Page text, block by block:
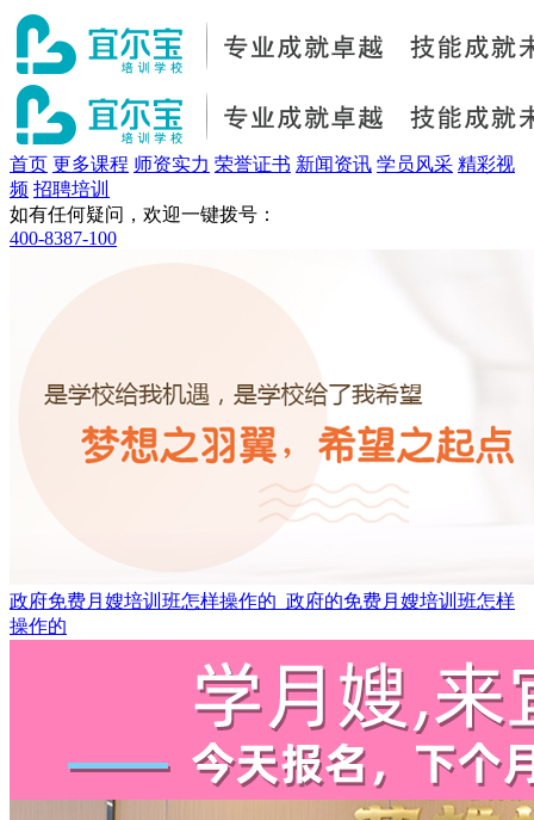
首页 更多课程 师资实力 荣誉证书 新闻资讯 学员风采 精彩视
频 招聘培训
如有任何疑问，欢迎一键拨号：
400-8387-100
政府免费月嫂培训班怎样操作的_政府的免费月嫂培训班怎样
操作的